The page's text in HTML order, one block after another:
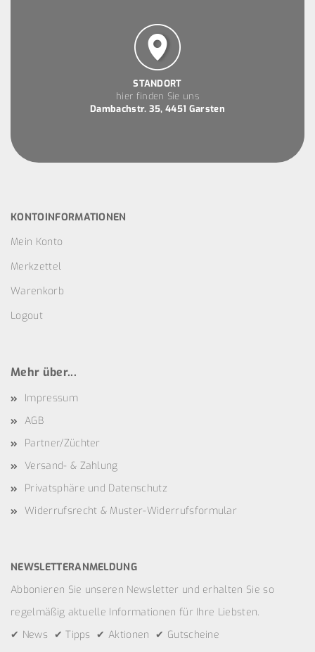
STANDORT
hier finden Sie uns
Dambachstr. 35, 4451 Garsten
KONTOINFORMATIONEN
Mein Konto
Merkzettel
Warenkorb
Logout
Mehr über...
Impressum
AGB
Partner/Züchter
Versand- & Zahlung
Privatsphäre und Datenschutz
Widerrufsrecht & Muster-Widerrufsformular
NEWSLETTERANMELDUNG
Abbonieren Sie unseren Newsletter und erhalten Sie so
regelmäßig aktuelle Informationen für Ihre Liebsten.
✔ News ✔ Tipps ✔ Aktionen ✔ Gutscheine